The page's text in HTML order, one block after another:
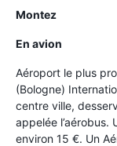
Montez
En avion
Aéroport le plus
(Bologne)
centre ville,
appelée l’aérobus.
environ 15 €. Un